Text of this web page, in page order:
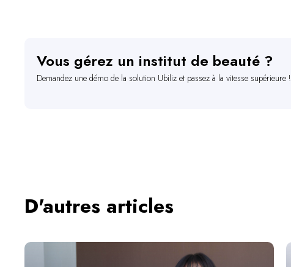
Vous gérez un institut de beauté ?
Demandez une démo de la solution Ubiliz et passez à la vitesse supérieure !
D'autres articles